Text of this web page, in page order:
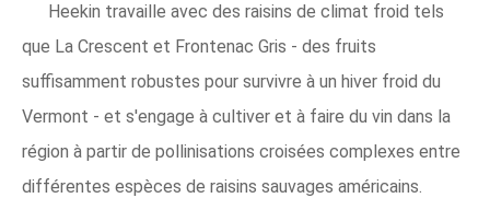
Heekin travaille avec des raisins de climat froid tels
que La Crescent et Frontenac Gris - des fruits
suffisamment robustes pour survivre à un hiver froid du
Vermont - et s'engage à cultiver et à faire du vin dans la
région à partir de pollinisations croisées complexes entre
différentes espèces de raisins sauvages américains.